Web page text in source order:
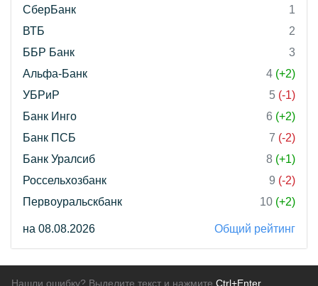
СберБанк
1
ВТБ
2
ББР Банк
3
Альфа-Банк
4 (+2)
УБРиР
5 (-1)
Банк Инго
6 (+2)
Банк ПСБ
7 (-2)
Банк Уралсиб
8 (+1)
Россельхозбанк
9 (-2)
Первоуральскбанк
10 (+2)
на 08.08.2026 Общий рейтинг
Нашли ошибку? Выделите текст и нажмите Ctrl+Enter